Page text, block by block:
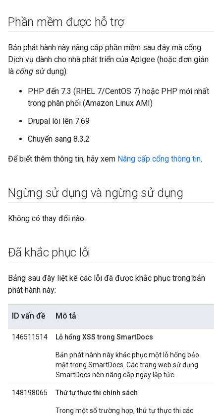
Phần mềm được hỗ trợ
Bản phát hành này nâng cấp phần mềm sau đây mà cổng
Dịch vụ dành cho nhà phát triển của Apigee (hoặc đơn giản
là cổng sử dụng):
PHP đến 7.3 (RHEL 7/CentOS 7) hoặc PHP mới nhất
trong phân phối (Amazon Linux AMI)
Drupal lõi lên 7.69
Chuyển sang 8.3.2
Để biết thêm thông tin, hãy xem Nâng cấp cổng thông tin.
Ngừng sử dụng và ngừng sử dụng
Không có thay đổi nào.
Đã khắc phục lỗi
Bảng sau đây liệt kê các lỗi đã được khắc phục trong bản
phát hành này:
ID vấn đề Mô tả
146511514 Lỗ hổng XSS trong SmartDocs
Bản phát hành này khắc phục một lỗ hổng bảo
mật trong SmartDocs. Các trang web sử dụng
SmartDocs nên nâng cấp ngay lập tức.
148198065 Thứ tự thực thi chính sách
Trong một số trường hợp, thứ tự thực thi các